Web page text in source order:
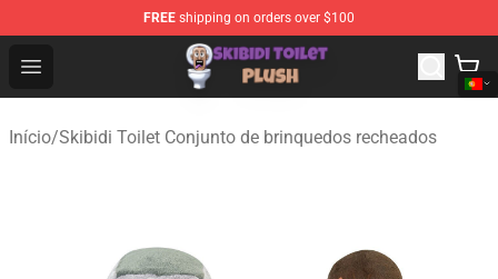
FREE shipping on orders over $100
Open menu
Skibidi Toilet Plush Shop - Official Skibidi Toilet Plush
Início/Skibidi Toilet Conjunto de brinquedos recheados